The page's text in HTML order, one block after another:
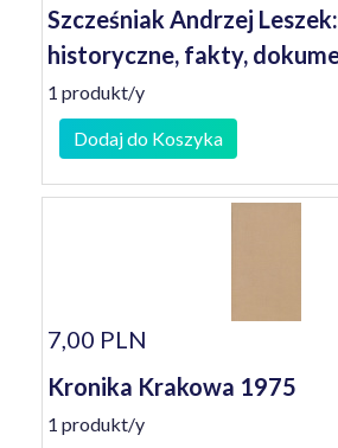
Szcześniak Andrzej
historyczne, fakty,
1 produkt/y
Dodaj do Koszyka
7,00 PLN
Kronika Krakowa 1975
1 produkt/y